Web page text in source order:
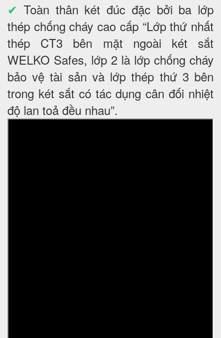
✔ Toàn thân két đúc đặc bởi ba lớp
thép chống cháy cao cấp “Lớp thứ nhất
thép CT3 bên mặt ngoài két sắt
WELKO Safes, lớp 2 là lớp chống cháy
bảo vệ tài sản và lớp thép thứ 3 bên
trong két sắt có tác dụng cân đối nhiệt
độ lan toả đều nhau”.